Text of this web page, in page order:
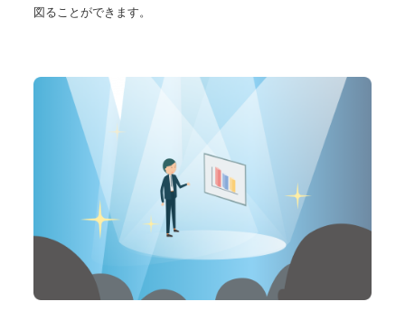
図ることができます。